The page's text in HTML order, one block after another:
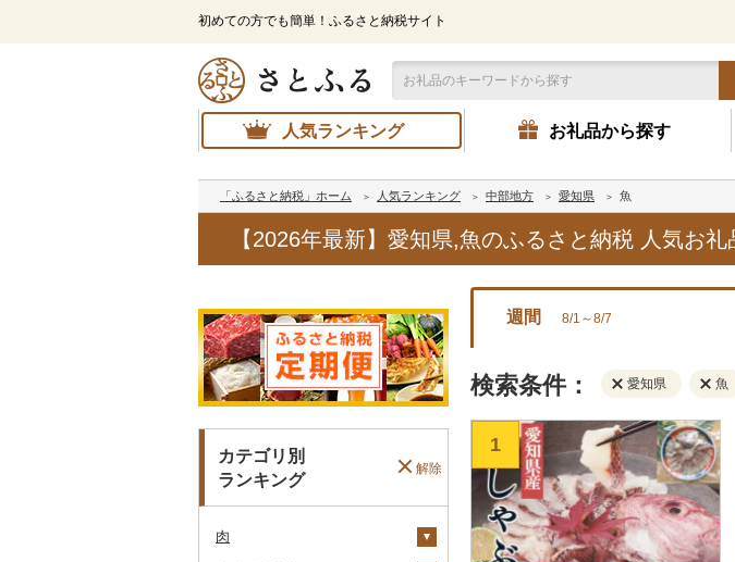
初めての方でも簡単！ふるさと納税サイト
人気ランキング お礼品から探す
「ふるさと納税」ホーム 人気ランキング 中部地方 愛知県 魚
【2026年最新】愛知県,魚のふるさと納税 人気お礼
カテゴリ別
ランキング
解除
肉
週間 8/1～8/7
検索条件： 愛知県 魚
1